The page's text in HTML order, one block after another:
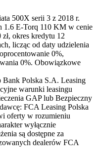
500X serii 3 z 2018 r.
1.6 E-Torq 110 KM w cenie
zł, okres kredytu 12
licząc od daty udzielenia
0%,
0%. Obowiązkowe
Polska S.A. Leasing
warunki leasingu
GAP lub Bezpieczny
FCA Leasing Polska
oferty w rozumieniu
wyłącznie
są dostępne za
dealerów FCA